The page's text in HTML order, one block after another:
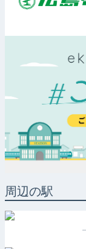
周辺の駅